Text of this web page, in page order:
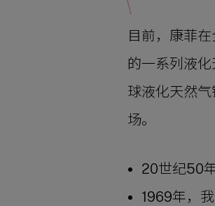
目前，康菲
的一系列液
球液化天然
场。
20世纪50
1969年，